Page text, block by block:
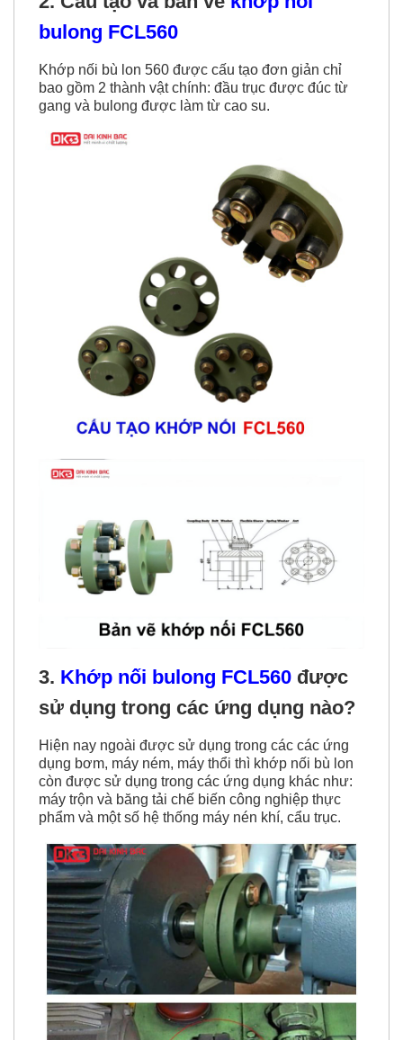
bulong FCL560
Khớp nối bù lon 560 được cấu tạo đơn giản chỉ
bao gồm 2 thành vật chính: đầu trục được đúc từ
gang và bulong được làm từ cao su.
3. Khớp nối bulong FCL560 được
sử dụng trong các ứng dụng nào?
Hiện nay ngoài được sử dụng trong các các ứng
dụng bơm, máy ném, máy thổi thì khớp nối bù lon
còn được sử dụng trong các ứng dụng khác như:
máy trộn và băng tải chế biến công nghiệp thực
phẩm và một số hệ thống máy nén khí, cẩu trục.